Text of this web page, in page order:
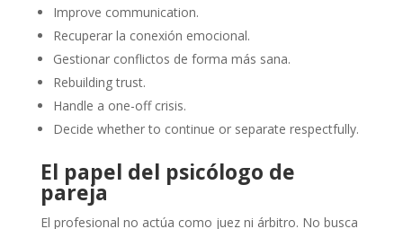
Improve communication.
Recuperar la conexión emocional.
Gestionar conflictos de forma más sana.
Rebuilding trust.
Handle a one-off crisis.
Decide whether to continue or separate respectfully.
El papel del psicólogo de
pareja
El profesional no actúa como juez ni árbitro. No busca